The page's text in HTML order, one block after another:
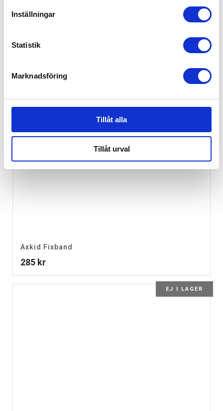
Inställningar
Statistik
Marknadsföring
Tillåt alla
Tillåt urval
Axkid Fixband
285 kr
EJ I LAGER